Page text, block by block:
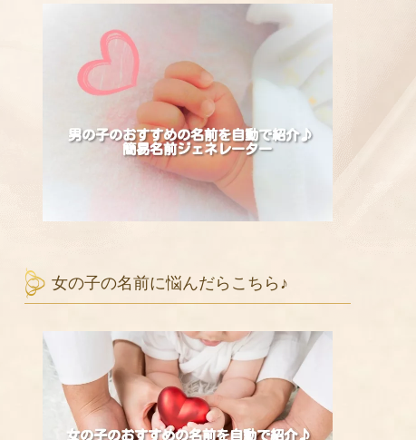
女の子の名前に悩んだらこちら♪